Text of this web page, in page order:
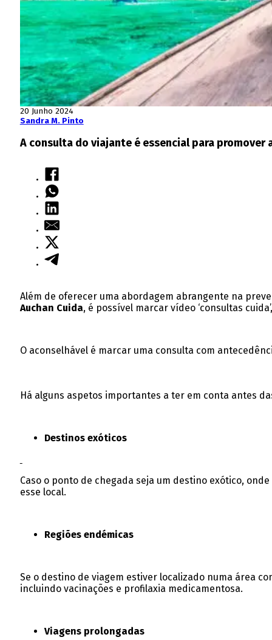
20 Junho 2024
Sandra M. Pinto
A consulta do viajante é essencial para
Além de oferecer uma abordagem abrangente na
Auchan Cuida, é possível marcar vídeo ‘consultas
O aconselhável é marcar uma consulta com
Há alguns aspetos importantes a ter em conta antes
Destinos exóticos
Caso o ponto de chegada seja um destino exótico,
esse local.
Regiões endémicas
Se o destino de viagem estiver localizado numa área
incluindo vacinações e profilaxia medicamentosa.
Viagens prolongadas